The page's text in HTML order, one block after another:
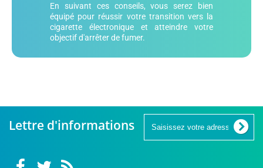
En suivant ces conseils, vous serez bien
équipé pour réussir votre transition vers la
cigarette électronique et atteindre votre
objectif d'arrêter de fumer.
Lettre d'informations